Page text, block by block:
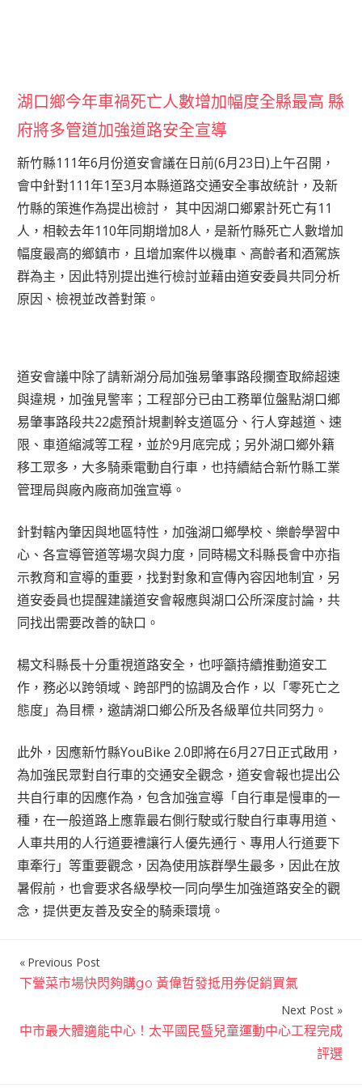
湖口鄉今年車禍死亡人數增加幅度全縣最高 縣
府將多管道加強道路安全宣導
新竹縣111年6月份道安會議在日前(6月23日)上午召開，
會中針對111年1至3月本縣道路交通安全事故統計，及新
竹縣的策進作為提出檢討， 其中因湖口鄉累計死亡有11
人，相較去年110年同期增加8人，是新竹縣死亡人數增加
幅度最高的鄉鎮市，且增加案件以機車、高齡者和酒駕族
群為主，因此特別提出進行檢討並藉由道安委員共同分析
原因、檢視並改善對策。
道安會議中除了請新湖分局加強易肇事路段攔查取締超速
與違規，加強見警率；工程部分已由工務單位盤點湖口鄉
易肇事路段共22處預計規劃幹支道區分、行人穿越道、速
限、車道縮減等工程，並於9月底完成；另外湖口鄉外籍
移工眾多，大多騎乘電動自行車，也持續結合新竹縣工業
管理局與廠內廠商加強宣導。
針對轄內肇因與地區特性，加強湖口鄉學校、樂齡學習中
心、各宣導管道等場次與力度，同時楊文科縣長會中亦指
示教育和宣導的重要，找對對象和宣傳內容因地制宜，另
道安委員也提醒建議道安會報應與湖口公所深度討論，共
同找出需要改善的缺口。
楊文科縣長十分重視道路安全，也呼籲持續推動道安工
作，務必以跨領域、跨部門的協調及合作，以「零死亡之
態度」為目標，邀請湖口鄉公所及各級單位共同努力。
此外，因應新竹縣YouBike 2.0即將在6月27日正式啟用，
為加強民眾對自行車的交通安全觀念，道安會報也提出公
共自行車的因應作為，包含加強宣導「自行車是慢車的一
種，在一般道路上應靠最右側行駛或行駛自行車專用道、
人車共用的人行道要禮讓行人優先通行、專用人行道要下
車牽行」等重要觀念，因為使用族群學生最多，因此在放
暑假前，也會要求各級學校一同向學生加強道路安全的觀
念，提供更友善及安全的騎乘環境。
文
章
導
Previous Post
下營菜市場快閃夠購go 黃偉哲發抵用券促銷買氣
Next Post
中市最大體適能中心！太平國民暨兒童運動中心工程完成
評選